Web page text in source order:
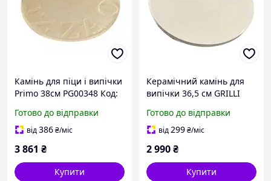
Камінь для піци і випічки
Primo 38см PG00348 Код:
Готово до відправки
від386₴/міс
3 861 ₴
Купити
Керамічний камінь для
випічки 36,5 см GRILLI
Готово до відправки
від299₴/міс
2 990₴
Купити